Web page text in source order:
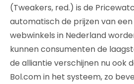
(Tweakers, red.) is de
automatisch de prijzen van
webwinkels in Nederland
kunnen consumenten de
de alliantie verschijnen nu ook
Bol.com in het systeem, zo